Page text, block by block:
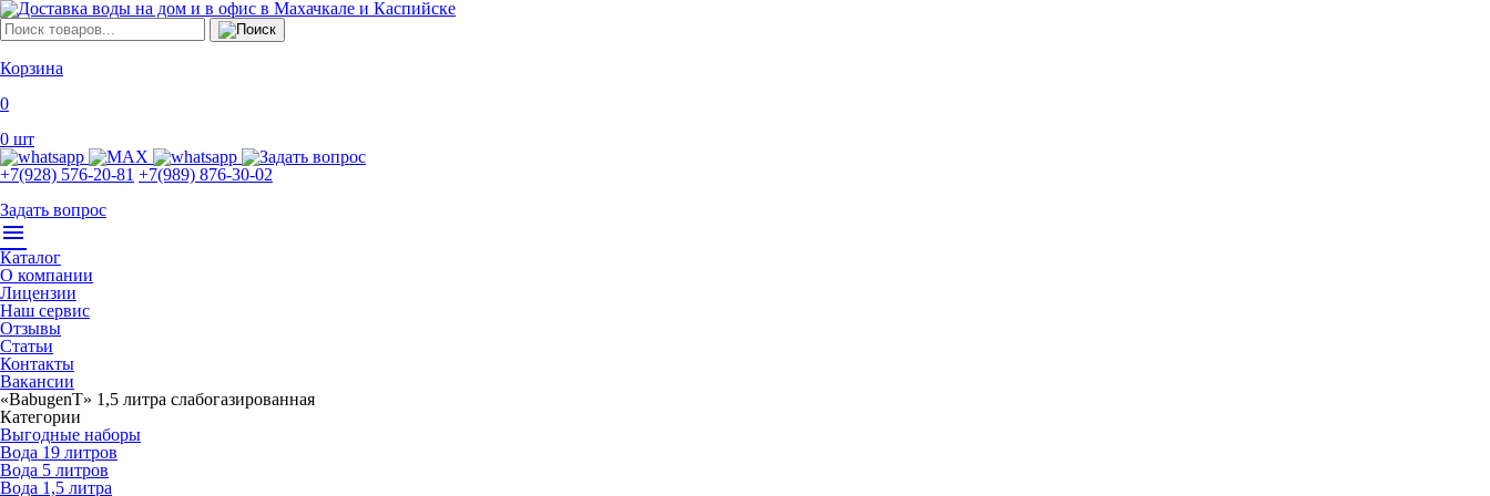
Корзина
0
0 шт
+7(928) 576-20-81 +7(989) 876-30-02
Задать вопрос
menu
Каталог
О компании
Лицензии
Наш сервис
Отзывы
Статьи
Контакты
Вакансии
«BabugenT» 1,5 литра слабогазированная
Категории
Выгодные наборы
Вода 19 литров
Вода 5 литров
Вода 1,5 литра